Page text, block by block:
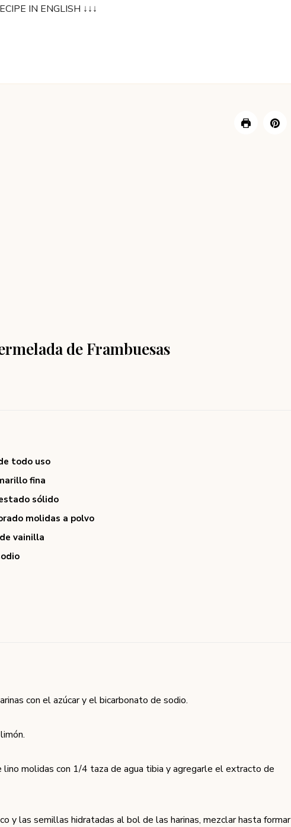
IN ENGLISH ↓↓↓
de Frambuesas
todo uso
fina
sólido
molidas a polvo
vainilla
con el azúcar y el bicarbonato de sodio.
molidas con 1/4 taza de agua tibia y agregarle el extracto de
y las semillas hidratadas al bol de las harinas, mezclar hasta formar